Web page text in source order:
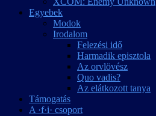
Egyebek
Modok
Irodalom
Felezési idő
Harmadik episztola
Az orvlövész
Quo vadis?
Az elátkozott tanya
Támogatás
A ·f·i· csoport